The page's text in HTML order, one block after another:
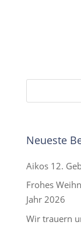
Neueste
Aikos 12.
Frohes
Jahr 2026
Wir trauern